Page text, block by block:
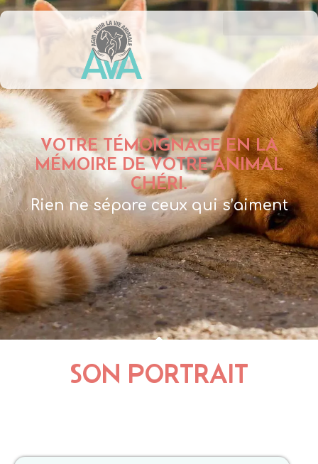
VOTRE TÉMOIGNAGE EN LA
MÉMOIRE DE VOTRE ANIMAL
CHÉRI.
Rien ne sépare ceux qui s’aiment
SON PORTRAIT